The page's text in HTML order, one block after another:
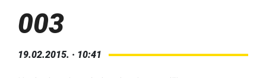
003
19.02.2015. · 10:41